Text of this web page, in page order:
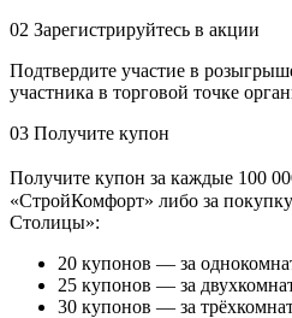
02 Зарегистрируйтесь в акции
Подтвердите участие в
участника в торговой точке
03 Получите купон
Получите купон за каждые 100
«СтройКомфорт» либо за
Столицы»:
20 купонов — за
25 купонов — за
30 купонов — за